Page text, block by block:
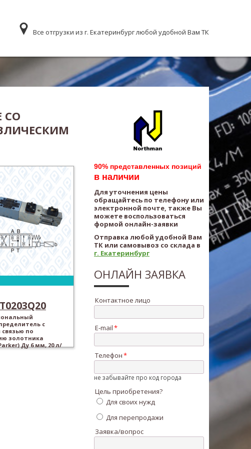
Все отгрузки из г. Екатеринбург любой удобной Вам ТК
СО
с
по
золотника
Ду 6 мм, 20 л/
90% представленных позиций
в наличии
Для уточнения цены
обращайтесь по телефону или
электронной почте, также Вы
можете воспользоваться
формой онлайн-заявки
Отправка любой удобной Вам
ТК или самовывоз со склада в
г. Екатеринбург
ОНЛАЙН ЗАЯВКА
Контактное лицо
E-mail
Телефон
не забывайте про код города
Цель приобретения?
Для своих нужд
Для перепродажи
Заявка/вопрос